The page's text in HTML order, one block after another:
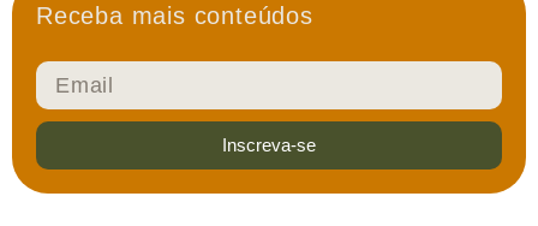
Receba mais conteúdos
Inscreva-se